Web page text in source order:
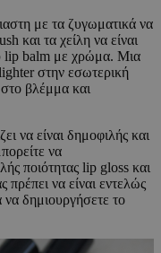
με τα ζυγωματικά να
και τα χείλη να είναι
lip balm με χρώμα. Μια
στην εσωτερική
βλέμμα και
να είναι δημοφιλής και
να
ποιότητας lip gloss και
να είναι εντελώς
δημιουργήσετε το